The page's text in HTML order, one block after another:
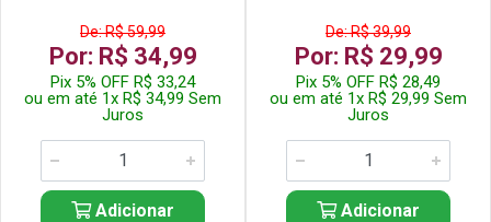
De: R$ 59,99
Por: R$ 34,99
Pix 5% OFF R$ 33,24
ou em até 1x R$ 34,99 Sem
Juros
Adicionar
De: R$ 39,99
Por: R$ 29,99
Pix 5% OFF R$ 28,49
ou em até 1x R$ 29,99 Sem
Juros
Adicionar